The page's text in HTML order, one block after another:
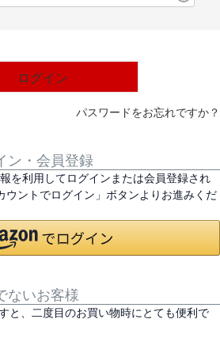
ログイン
パスワードをお忘れですか？
ン・会員登録
を利用してログインまたは会員登録され
ウントでログイン」ボタンよりお進みくだ
ないお客様
と、二度目のお買い物時にとても便利で